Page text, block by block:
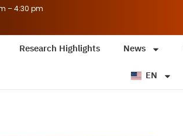
– 4:30 pm
Research Highlights News
EN